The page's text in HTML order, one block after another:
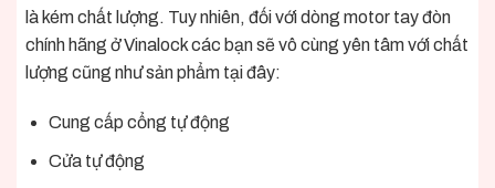
là kém chất lượng. Tuy nhiên, đối với dòng motor tay đòn
chính hãng ở Vinalock các bạn sẽ vô cùng yên tâmvới chất
lượng cũng như sản phẩm tại đây:
Cung cấp cổng tự động
Cửa tự động